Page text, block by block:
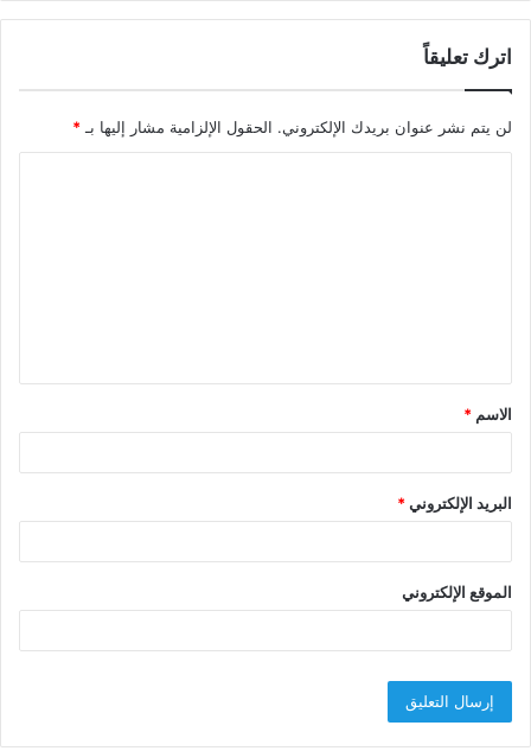
اترك تعليقاً
لن يتم نشر عنوان بريدك الإلكتروني. الحقول الإلزامية مشار إليها بـ *
ق
*
الاسم *
البريد الإلكتروني*
الموقع الإلكتروني